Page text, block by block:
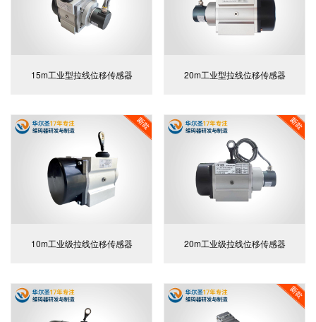
15m工业型拉线位移传感器 20m工业型拉线位移传感器
10m工业级拉线位移传感器 20m工业级拉线位移传感器